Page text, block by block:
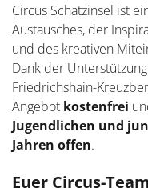
Circus Schatzinsel ist
Austausches, der
und des kreativen
Dank der
Friedrichshain-
Angebot kostenfrei
Jugendlichen und
Jahren offen.
Euer Circus-